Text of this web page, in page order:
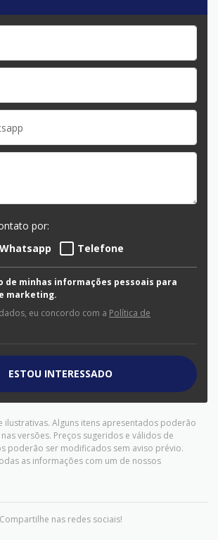
por:
Whatsapp Telefone
de minhas informações pessoais para
marketing.
eu concordo com a Política de
ESTOU INTERESSADO
ilustrativas. Alguns itens apresentados poderão
versões. Preços sugeridos e válidos de
poderão ser modificados sem aviso prévio.
as informações com um de nossos
Compartilhe nas redes sociais!